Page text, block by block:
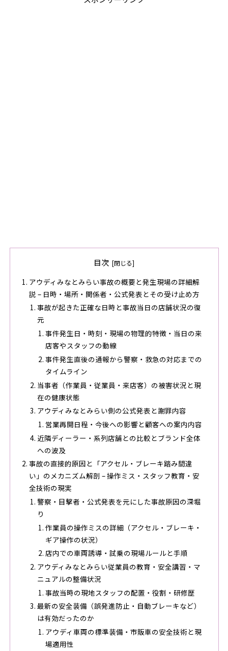
目次
アウディみなとみらい事故の概要と発生現場の詳細解
説 – 日時・場所・関係者・公式発表とその受け止め方
事故が起きた正確な日時と事故当日の店舗状況の復
元
事件発生日・時刻・現場の物理的特徴・当日の来
店客やスタッフの動線
事件発生直後の通報から警察・救急の対応までの
タイムライン
当事者（作業員・従業員・来店客）の被害状況と現
在の健康状態
アウディみなとみらい側の公式発表と謝罪内容
営業再開日程・今後への影響と顧客への案内内容
近隣ディーラー・系列店舗との比較とブランド全体
への波及
事故の直接的原因と「アクセル・ブレーキ踏み間違
い」のメカニズム解剖 – 操作ミス・スタッフ教育・安
全技術の現実
警察・目撃者・公式発表を元にした事故原因の深堀
り
作業員の操作ミスの詳細（アクセル・ブレーキ・
ギア操作の状況）
店内での車両誘導・試乗の現場ルールと手順
アウディみなとみらい従業員の教育・安全講習・マ
ニュアルの整備状況
事故当時の現地スタッフの配置・役割・研修歴
最新の安全装備（誤発進防止・自動ブレーキなど）
は有効だったのか
アウディ車両の標準装備・市販車の安全技術と現
場適用性